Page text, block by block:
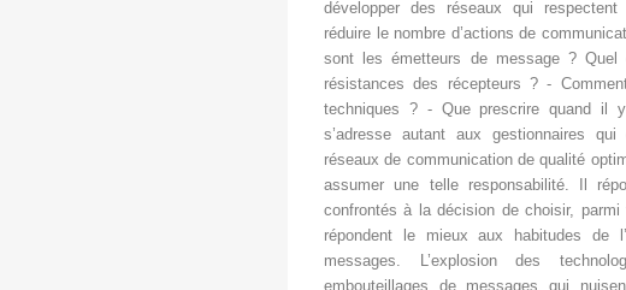
développer des réseaux qui respectent
réduire le nombre d’actions de
sont les émetteurs de message ?
résistances des récepteurs ? -
techniques ? - Que prescrire quand il
s’adresse autant aux gestionnaires
réseaux de communication de qualité
assumer une telle responsabilité. Il
confrontés à la décision de choisir,
répondent le mieux aux habitudes de
messages. L’explosion des
embouteillages de messages qui